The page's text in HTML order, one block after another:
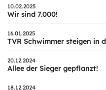
10.02.2025
Wir sind 7.000!
16.01.2025
TVR Schwimmer steigen in
20.12.2024
Allee der Sieger gepflanzt!
18.12.2024